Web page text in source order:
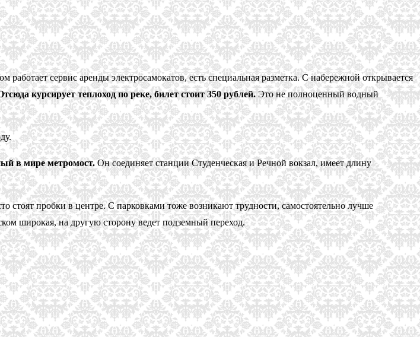
сервис аренды электросамокатов, есть специальная разметка. С набережной открывается
курсирует теплоход по реке, билет стоит 350 рублей.Это не полноценный водный
в мире метромост.Он соединяет станции Студенческая и Речной вокзал, имеет длину
стоят пробки в центре. С парковками тоже возникают трудности, самостоятельно лучше
широкая, на другую сторону ведет подземный переход.